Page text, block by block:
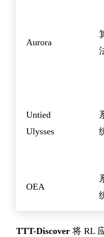
Aurora
Untied
Ulysses
OEA
TTT-Discover 将 RL